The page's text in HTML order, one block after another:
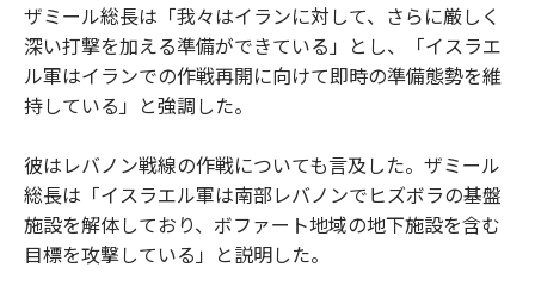
ザミール総長は「我々はイランに対して、さらに厳しく
深い打撃を加える準備ができている」とし、「イスラエ
ル軍はイランでの作戦再開に向けて即時の準備態勢を維
持している」と強調した。
彼はレバノン戦線の作戦についても言及した。ザミール
総長は「イスラエル軍は南部レバノンでヒズボラの基盤
施設を解体しており、ボファート地域の地下施設を含む
目標を攻撃している」と説明した。